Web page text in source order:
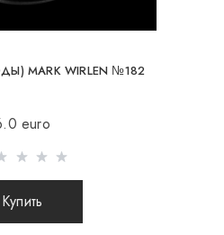
до 80Є, стоимость доставки
не отправляются)
происходит 2 раза в
MARK WIRLEN №182
euro
Купить